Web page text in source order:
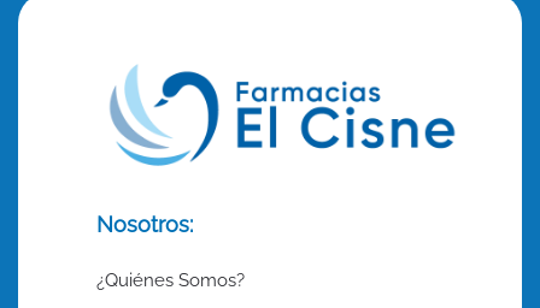
Nosotros:
¿Quiénes Somos?